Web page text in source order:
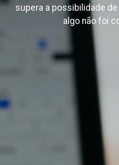
supera a possibilidade
algo não foi